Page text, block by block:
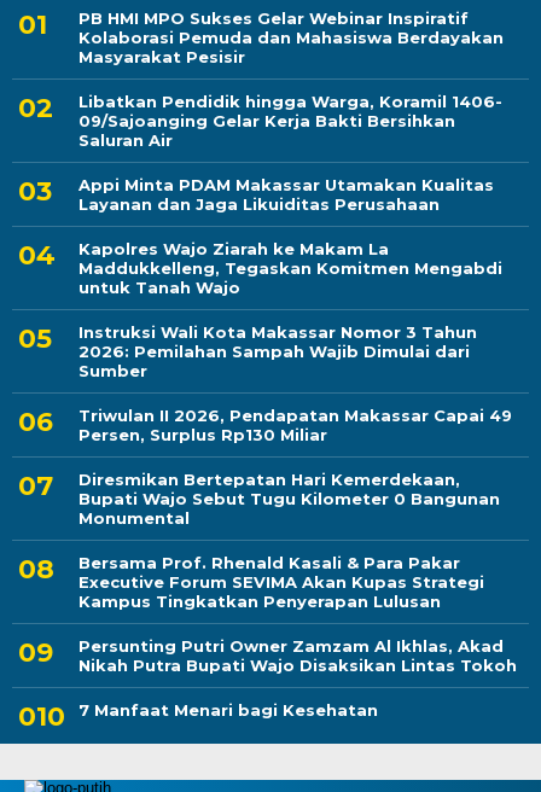
PB HMI MPO Sukses Gelar Webinar Inspiratif
Kolaborasi Pemuda dan Mahasiswa Berdayakan
Masyarakat Pesisir
Libatkan Pendidik hingga Warga, Koramil 1406-
09/Sajoanging Gelar Kerja Bakti Bersihkan
Saluran Air
Appi Minta PDAM Makassar Utamakan Kualitas
Layanan dan Jaga Likuiditas Perusahaan
Kapolres Wajo Ziarah ke Makam La
Maddukkelleng, Tegaskan Komitmen Mengabdi
untuk Tanah Wajo
Instruksi Wali Kota Makassar Nomor 3 Tahun
2026: Pemilahan Sampah Wajib Dimulai dari
Sumber
Triwulan II 2026, Pendapatan Makassar Capai 49
Persen, Surplus Rp130 Miliar
Diresmikan Bertepatan Hari Kemerdekaan,
Bupati Wajo Sebut Tugu Kilometer 0 Bangunan
Monumental
Bersama Prof. Rhenald Kasali & Para Pakar
Executive Forum SEVIMA Akan Kupas Strategi
Kampus Tingkatkan Penyerapan Lulusan
Persunting Putri Owner Zamzam Al Ikhlas, Akad
Nikah Putra Bupati Wajo Disaksikan Lintas Tokoh
7 Manfaat Menari bagi Kesehatan